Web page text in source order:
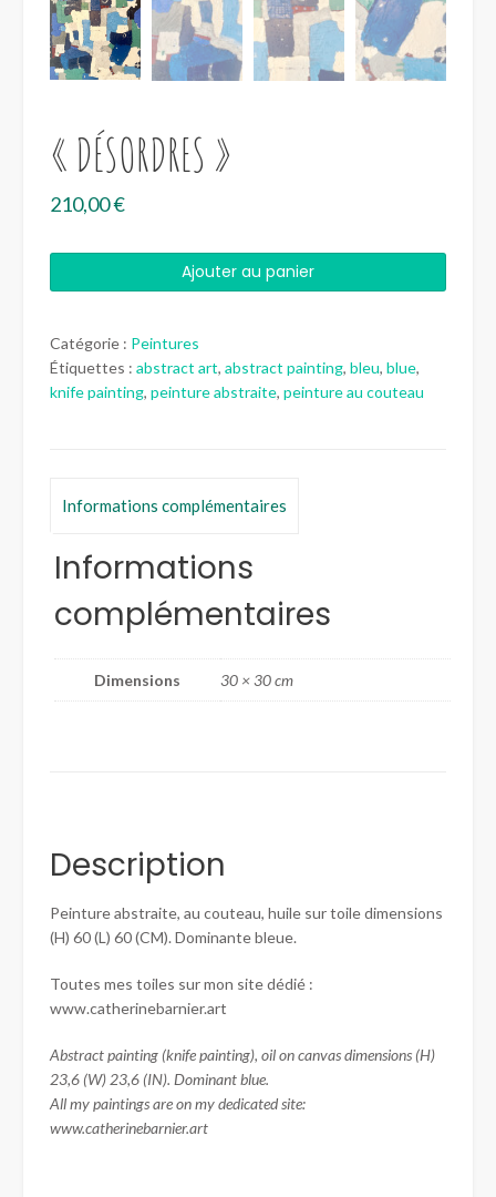
« DÉSORDRES »
210,00€
de
Ajouter au panier
Catégorie : Peintures
Étiquettes : abstract art, abstract painting, bleu, blue,
knife painting, peinture abstraite, peinture au couteau
Informations complémentaires
Informations
complémentaires
Dimensions 30 × 30 cm
Description
Peinture abstraite, au couteau, huile sur toile dimensions
(H) 60 (L) 60 (CM). Dominante bleue.
Toutes mes toiles sur mon site dédié :
www.catherinebarnier.art
Abstract painting (knife painting), oil on canvas dimensions (H)
23,6 (W) 23,6 (IN). Dominant blue.
All my paintings are on my dedicated site:
www.catherinebarnier.art